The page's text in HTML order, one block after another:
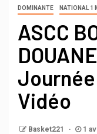
DOMINANTE NATIONAL 1
ASCC
Journée
Vidéo
Basket221 1